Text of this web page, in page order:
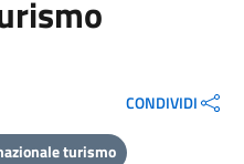
CONDIVIDI
turismo